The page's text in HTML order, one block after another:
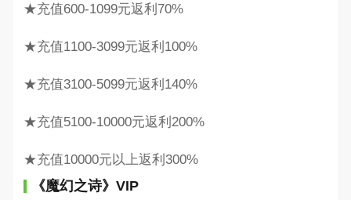
★充值600-1099元返利70%
★充值1100-3099元返利100%
★充值3100-5099元返利140%
★充值5100-10000元返利200%
★充值10000元以上返利300%
《魔幻之诗》VIP